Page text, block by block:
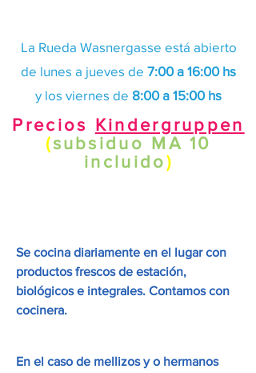
La Rueda Wasnergasse está abierto
de lunes a jueves de 7:00 a 16:00 hs
y los viernes de 8:00 a 15:00 hs
Precios Kindergruppen
(subsiduo MA 10
incluido)
Se cocina diariamente en el lugar con
productos frescos de estación,
biológicos e integrales. Contamos con
cocinera.
En el caso de mellizos y o hermanos